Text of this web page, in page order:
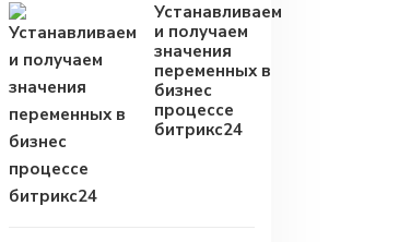
Устанавливаем
и получаем
значения
переменных в
бизнес
процессе
битрикс24